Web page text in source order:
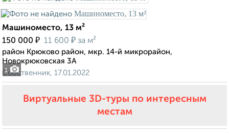
1
Машиноместо, 13 м²
150 000 ₽ 11 600 ₽ за м²
район Крюково район, мкр. 14-й микрорайон,
Новокрюковская 3А
Собственник, 17.01.2022
Виртуальные 3D-туры по интересным
местам